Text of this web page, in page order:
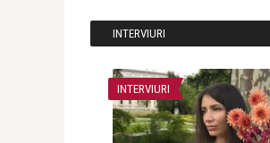
INTERVIURI
INTERVIURI